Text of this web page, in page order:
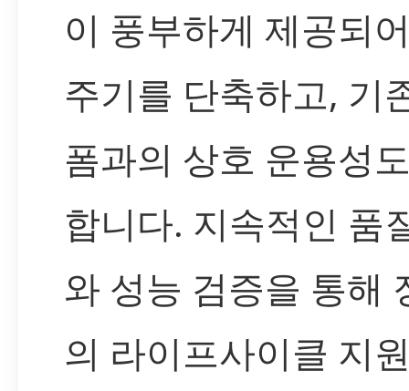
이 풍부하게 제공되
주기를 단축하고, 기
폼과의 상호 운용성
합니다. 지속적인 품
와 성능 검증을 통해
의 라이프사이클 지